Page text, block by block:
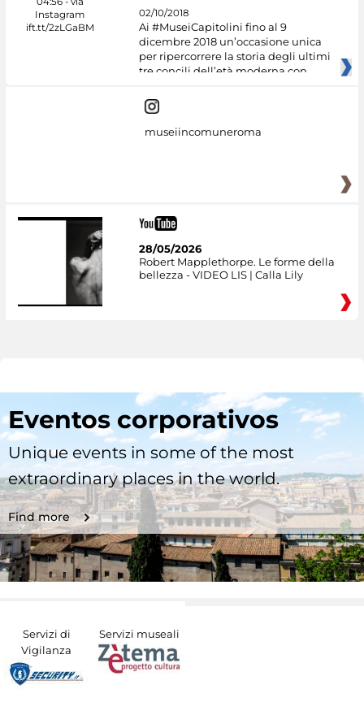
02/10/2018
Ai #MuseiCapitolini fino al 9
dicembre 2018 un’occasione unica
per ripercorrere la storia degli ultimi
tre concili dell’età moderna con
museiincomuneroma
28/05/2026
Robert Mapplethorpe. Le forme della
bellezza - VIDEO LIS | Calla Lily
Eventos corporativos
Unique events in some of the most
extraordinary places in the world.
Find more
Servizi di
Vigilanza
Servizi museali